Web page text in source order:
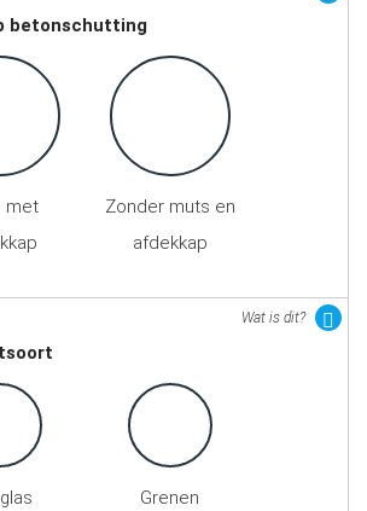
betonschutting
met
Zonder muts en
afdekkap
Wat is dit?
Grenen